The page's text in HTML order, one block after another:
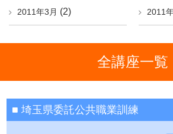
2011年3月 (2) 2011
全講座一覧
埼玉県委託公共職業訓練